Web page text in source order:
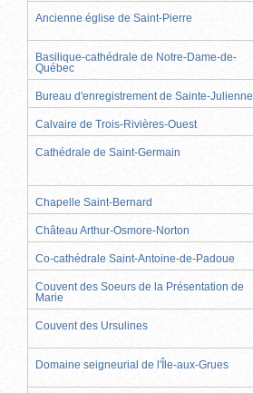
Ancienne église de Saint-Pierre
Basilique-cathédrale de Notre-Dame-de-
Québec
Bureau d'enregistrement de Sainte-Julienne
Calvaire de Trois-Rivières-Ouest
Cathédrale de Saint-Germain
Chapelle Saint-Bernard
Château Arthur-Osmore-Norton
Co-cathédrale Saint-Antoine-de-Padoue
Couvent des Soeurs de la Présentation de
Marie
Couvent des Ursulines
Domaine seigneurial de l'Île-aux-Grues